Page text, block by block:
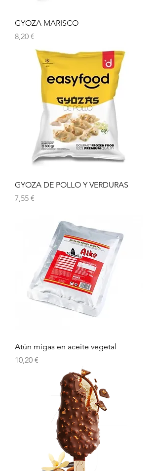
GYOZA MARISCO
Preu
8,20 €
GYOZA DE POLLO Y VERDURAS
Preu
7,55 €
Atún migas en aceite vegetal
Preu
10,20 €